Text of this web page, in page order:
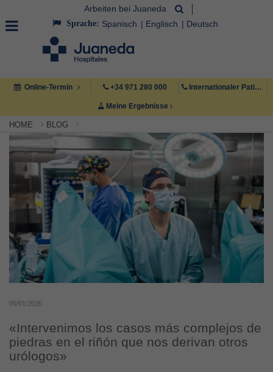
Arbeiten bei Juaneda
Sprache: Spanisch Englisch Deutsch
Online-Termin +34 971 280 000 Internationaler Patient +34 971 222 222
Meine Ergebnisse
HOME BLOG
09/01/2026
«Intervenimos los casos más complejos de
piedras en el riñón que nos derivan otros
urólogos»